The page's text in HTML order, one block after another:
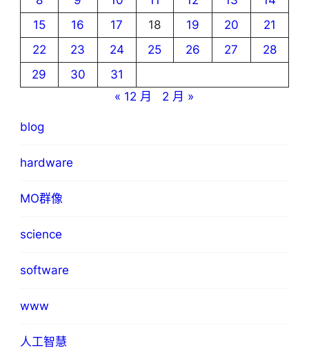
15
16 17 18 19 20
21
22
23 24 25 26 27
28
29
30
31
« 12 月
2 月 »
blog
hardware
MO群像
science
software
www
人工智慧